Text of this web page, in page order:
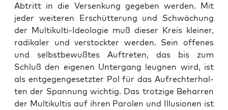
Abtritt in die Ver­sen­kung gege­ben wer­den. Mit
jeder wei­te­ren Erschüt­te­rung und Schwä­chung
der Mul­ti­kul­ti-Ideo­lo­gie muß die­ser Kreis klei­ner,
radi­ka­ler und ver­stock­ter wer­den. Sein offe­nes
und selbst­be­wuß­tes Auf­tre­ten, das bis zum
Schluß den eige­nen Unter­gang leug­nen wird, ist
als ent­ge­gen­ge­setz­ter Pol für das Auf­recht­erhal­
ten der Span­nung wich­tig. Das trot­zi­ge Behar­ren
der Mul­ti­kul­tis auf ihren Paro­len und Illu­sio­nen ist